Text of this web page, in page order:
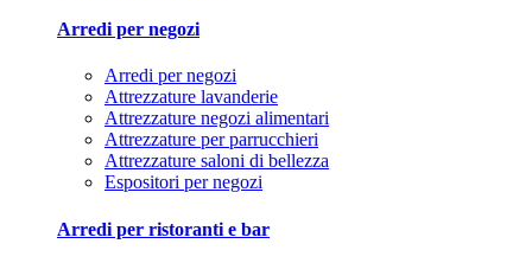
Arredi per negozi
Arredi per negozi
Attrezzature lavanderie
Attrezzature negozi alimentari
Attrezzature per parrucchieri
Attrezzature saloni di bellezza
Espositori per negozi
Arredi per ristoranti e bar